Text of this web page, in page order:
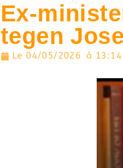
Ex-
tegen
Le 04/05/2026 à 13:14